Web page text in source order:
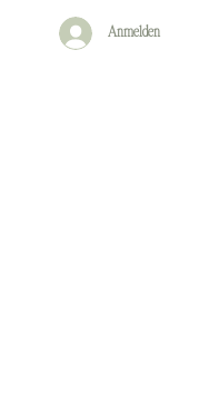
Anmelden